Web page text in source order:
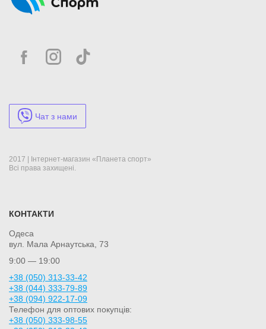
Чат з нами
2017 | Інтернет-магазин «Планета спорт»
Всі права захищені.
КОНТАКТИ
Одеса
вул. Мала Арнаутська, 73
9:00 — 19:00
+38 (050) 313-33-42
+38 (044) 333-79-89
+38 (094) 922-17-09
Телефон для оптових покупців:
+38 (050) 333-98-55